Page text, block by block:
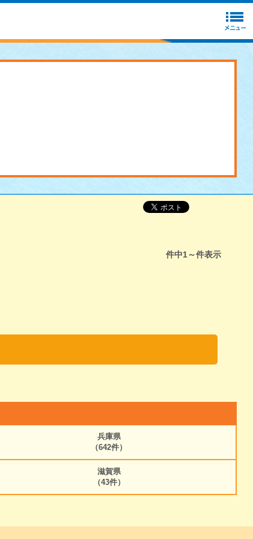
件中1～件表示
兵庫県
（642件）
滋賀県
（43件）